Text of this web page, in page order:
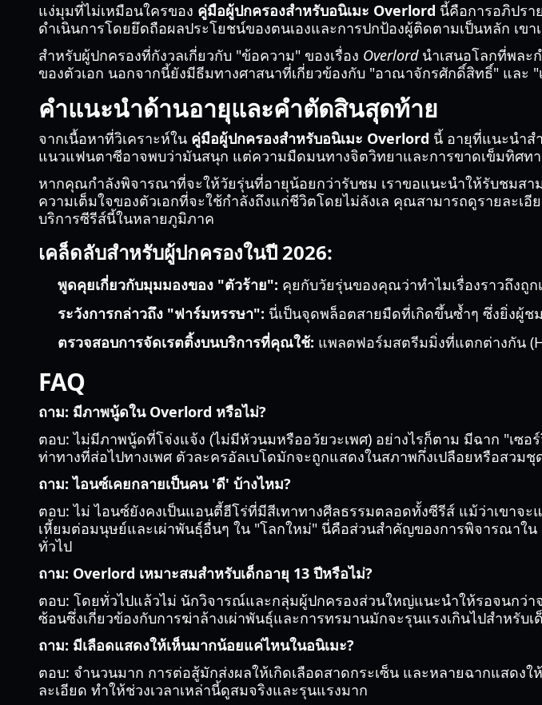
แง่มุมที่ไม่เหมือนใครของ คู่มือผู้ปกครองสำหรับอนิเมะ Overlord นี้คือการอภิปรา
ดำเนินการโดยยึดถือผลประโยชน์ของตนเองและการปกป้องผู้ติดตามเป็นหลัก เข
สำหรับผู้ปกครองที่กังวลเกี่ยวกับ "ข้อความ" ของเรื่อง Overlordนำเสนอโลกที่พละ
ของตัวเอก นอกจากนี้ยังมีธีมทางศาสนาที่เกี่ยวข้องกับ "อาณาจักรศักดิ์สิทธิ์" และ
คำแนะนำด้านอายุและคำตัดสินสุดท้าย
จากเนื้อหาที่วิเคราะห์ใน คู่มือผู้ปกครองสำหรับอนิเมะ Overlord นี้ อายุที่แนะนำส
แนวแฟนตาซีอาจพบว่ามันสนุก แต่ความมืดมนทางจิตวิทยาและการขาดเข็มทิศทา
หากคุณกำลังพิจารณาที่จะให้วัยรุ่นที่อายุน้อยกว่ารับชม เราขอแนะนำให้รับชมส
ความเต็มใจของตัวเอกที่จะใช้กำลังถึงแก่ชีวิตโดยไม่ลังเล คุณสามารถดูรายละเอี
บริการซีรีส์นี้ในหลายภูมิภาค
เคล็ดลับสำหรับผู้ปกครองในปี 2026:
พูดคุยเกี่ยวกับมุมมองของ "ตัวร้าย": คุยกับวัยรุ่นของคุณว่าทำไมเรื่องราวถึงถู
ระวังการกล่าวถึง "ฟาร์มหรรษา": นี่เป็นจุดพล็อตสายมืดที่เกิดขึ้นซ้ำๆ ซึ่งยิ่งผู้
ตรวจสอบการจัดเรตติ้งบนบริการที่คุณใช้: แพลตฟอร์มสตรีมมิ่งที่แตกต่างกัน
FAQ
ถาม: มีภาพนู้ดใน Overlord หรือไม่?
ตอบ: ไม่มีภาพนู้ดที่โจ่งแจ้ง (ไม่มีหัวนมหรืออวัยวะเพศ) อย่างไรก็ตาม มีฉาก "เซอ
ท่าทางที่ส่อไปทางเพศ ตัวละครอัลเบโดมักจะถูกแสดงในสภาพกึ่งเปลือยหรือสวม
ถาม: ไอนซ์เคยกลายเป็นคน 'ดี' บ้างไหม?
ตอบ: ไม่ ไอนซ์ยังคงเป็นแอนตี้ฮีโร่ที่มีสีเทาทางศีลธรรมตลอดทั้งซีรีส์ แม้ว่าเขา
เหี้ยมต่อมนุษย์และเผ่าพันธุ์อื่นๆ ใน "โลกใหม่" นี่คือส่วนสำคัญของการพิจารณาใน
ทั่วไป
ถาม: Overlord เหมาะสมสำหรับเด็กอายุ 13 ปีหรือไม่?
ตอบ: โดยทั่วไปแล้วไม่ นักวิจารณ์และกลุ่มผู้ปกครองส่วนใหญ่แนะนำให้รอจนกว่
ซ้อนซึ่งเกี่ยวข้องกับการฆ่าล้างเผ่าพันธุ์และการทรมานมักจะรุนแรงเกินไปสำหรั
ถาม: มีเลือดแสดงให้เห็นมากน้อยแค่ไหนในอนิเมะ?
ตอบ: จำนวนมาก การต่อสู้มักส่งผลให้เกิดเลือดสาดกระเซ็น และหลายฉากแสด
ละเอียด ทำให้ช่วงเวลาเหล่านี้ดูสมจริงและรุนแรงมาก